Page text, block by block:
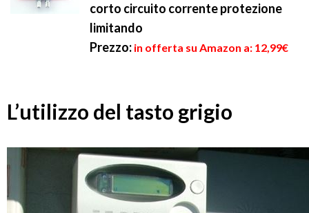
corto circuito corrente protezione
limitando
Prezzo: in offerta su Amazon a: 12,99€
L’utilizzo del tasto grigio